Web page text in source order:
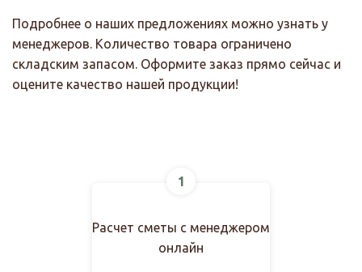
Подробнее о наших предложениях можно узнать у
менеджеров. Количество товара ограничено
складским запасом. Оформите заказ прямо сейчас и
оцените качество нашей продукции!
1
Расчет сметы с менеджером
онлайн